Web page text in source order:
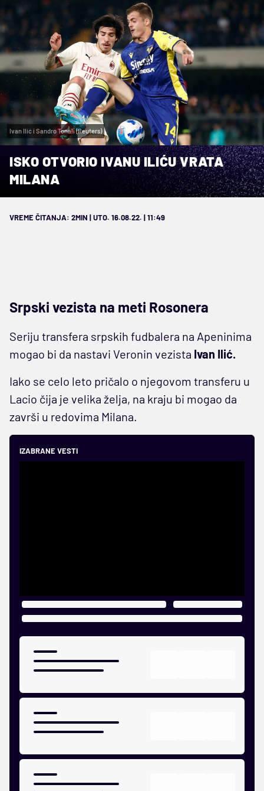
Ivan Ilić i Sandro Tonali (Reuters)
ISKO OTVORIO IVANU ILIĆU VRATA
MILANA
VREME ČITANJA: 2MIN | UTO. 16.08.22. | 11:49
Srpski vezista na meti Rosonera
Seriju transfera srpskih fudbalera na Apeninima
mogao bi da nastavi Veronin vezista Ivan Ilić.
Iako se celo leto pričalo o njegovom transferu u
Lacio čija je velika želja, na kraju bi mogao da
završi u redovima Milana.
IZABRANE VESTI